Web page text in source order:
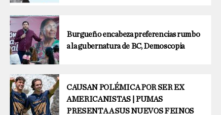
Burgueño encabeza preferencias rumbo
a la gubernatura de BC, Demoscopia
CAUSAN POLÉMICA POR SER EX
AMERICANISTAS | PUMAS
PRESENTA A SUS NUEVOS FEINOS